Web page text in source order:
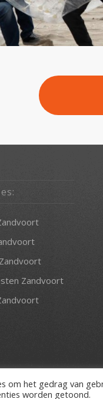
Zandvoort
Zandvoort
om het gedrag van
worden getoond.